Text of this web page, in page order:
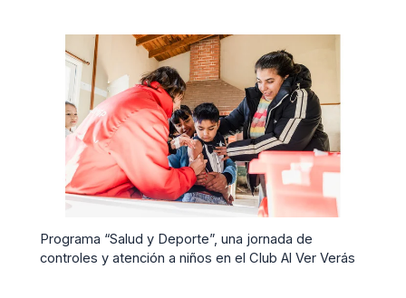
Programa “Salud y Deporte”, una jornada de
controles y atención a niños en el Club Al Ver Verás